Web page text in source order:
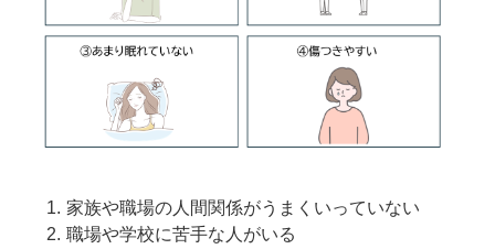
家族や職場の人間関係がうまくいっていない
職場や学校に苦手な人がいる